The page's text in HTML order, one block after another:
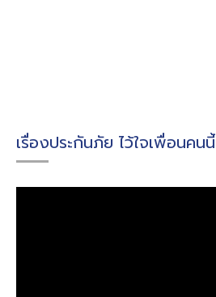
เรื่องประกันภัย ไว้ใจเพื่อนคนนี้